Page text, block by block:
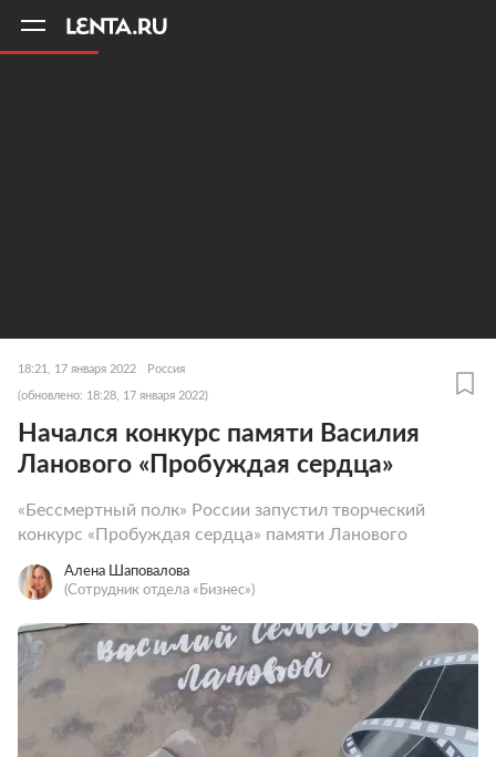
18:21, 17 января 2022 Россия
(обновлено: 18:28, 17 января 2022)
Начался конкурс памяти Василия
Ланового «Пробуждая сердца»
«Бессмертный полк» России запустил творческий
конкурс «Пробуждая сердца» памяти Ланового
Алена Шаповалова
(Сотрудник отдела «‎Бизнес»)